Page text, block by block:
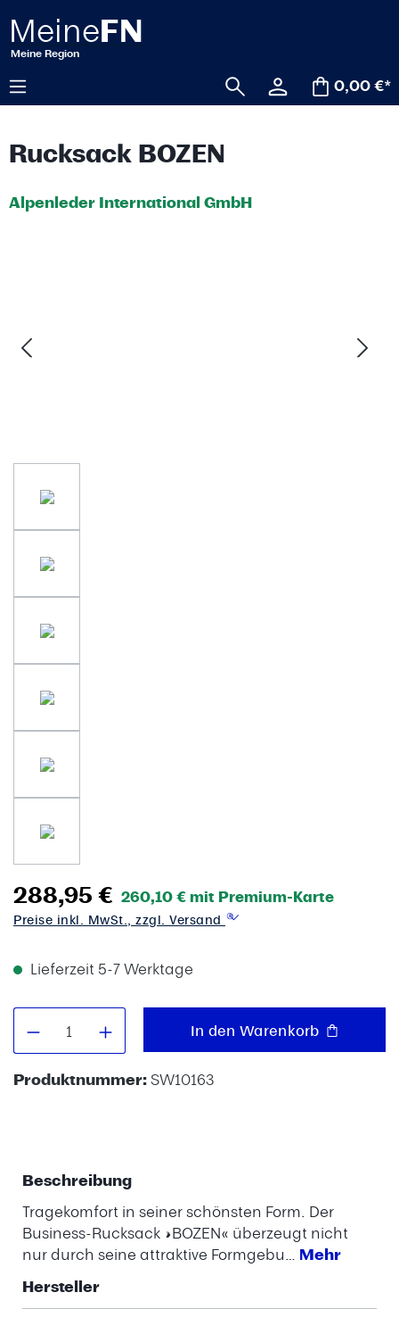
springen
0,00 €*
Rucksack BOZEN
Alpenleder International GmbH
288,95 € 260,10 € mit Premium-Karte
Preise inkl. MwSt., zzgl. Versand
Lieferzeit 5-7 Werktage
Produkt Anzahl: Gib denIn den Warenkorb
Produktnummer:SW10163
Beschreibung
Tragekomfort in seiner schönsten Form. Der
Business-Rucksack »BOZEN« überzeugt nicht
nur durch seine attraktive Formgebu… Mehr
Hersteller